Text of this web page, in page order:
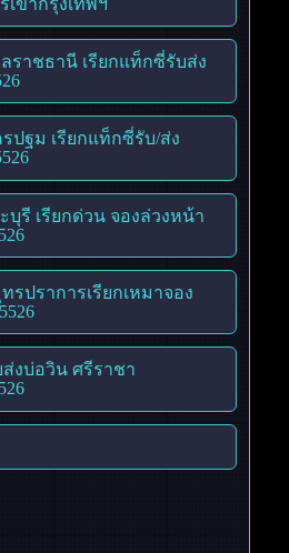
ราชธานี เรียกแท็กซี่รับส่ง
ปฐม เรียกแท็กซี่รับ/ส่ง
รี เรียกด่วน จองล่วงหน้า
ปราการเรียกเหมาจอง
งบ่อวิน ศรีราชา